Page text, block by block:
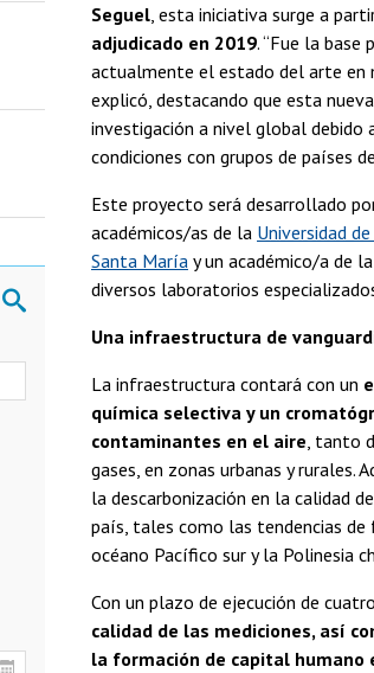
Seguel , esta iniciativa surge a
adjudicado en 2019. “Fue la
actualmente el estado del arte en
explicó, destacando que esta
investigación a nivel global debido
condiciones con grupos de países
Este proyecto será desarrollado
académicos/as de la Universidad
Santa María y un académico/a de la
diversos laboratorios
Una infraestructura de
La infraestructura contará con un
química selectiva y un
contaminantes en el aire , tanto
gases, en zonas urbanas y rurales.
la descarbonización en la calidad
país, tales como las tendencias
océano Pacífico sur y la Polinesia
Con un plazo de ejecución de
calidad de las mediciones, así
la formación de capital humano